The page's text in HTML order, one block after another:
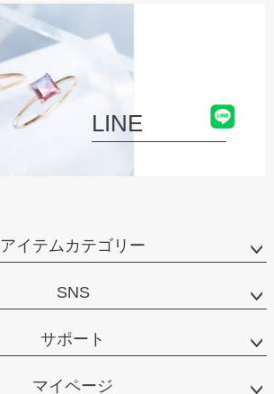
LINE
アイテムカテゴリー
SNS
サポート
マイページ